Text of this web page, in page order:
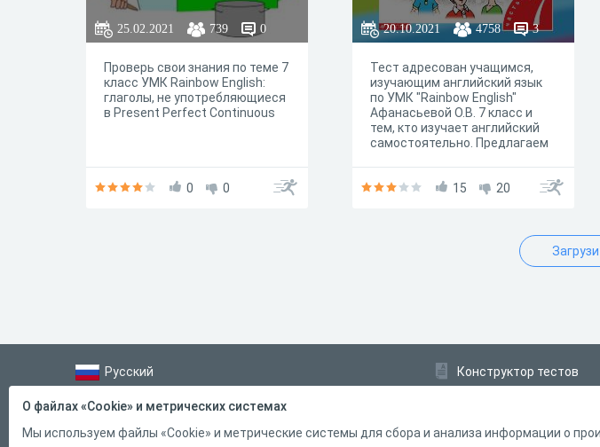
25.02.2021 739 0
Проверь свои знания по теме 7
класс УМК Rainbow English:
глаголы, не употребляющиеся
в Present Perfect Continuous
0 0
20.10.2021 4758 3
Тест адресован учащимся,
изучающим английский язык
по УМК "Rainbow English"
Афанасьевой О.В. 7 класс и
тем, кто изучает английский
самостоятельно. Предлагаем
just,yet, ever, never.
15 20
Русский
Справка
Форма обратной связи
Конструктор тестов
Конструктор
О файлах «Cookie» и метрических системах
Мы используем файлы «Cookie» и метрические системы для сбора и анализа информации о